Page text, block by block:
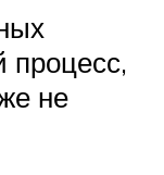
процесс,
не